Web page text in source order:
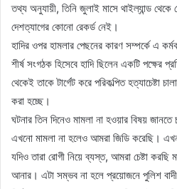
তথ্য অনুযায়ী, তিনি জুলাই মাসে থাইল্যান্ড
দেশত্যাগের কোনো রেকর্ড নেই।
হাদির ওপর হামলার পেছনের কারণ সম্পর্কে এ
শীর্ষ সংগঠক হিসেবে হাদি ছিলেন একটি পক্ষের
থেকেই তাকে টার্গেট করে পরিকল্পিত হত্যাচেষ্টা
করা হচ্ছে।
ঘটনার তিন দিনেও মামলা না হওয়ার বিষয়
এখনো মামলা না হলেও আমরা জিডি করেছি। এখন
যদিও তারা রোগী নিয়ে ব্যস্ত, আমরা চেষ্টা করছি
আনার। এটা সম্ভব না হলে প্রয়োজনে পুলিশ বাদী